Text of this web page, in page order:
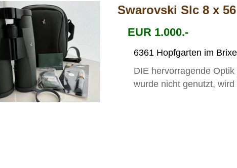
Swarovski Slc 8 x
EUR 1.000.-
6361 Hopfgarten im
DIE hervorragende
wurde nicht genutzt,